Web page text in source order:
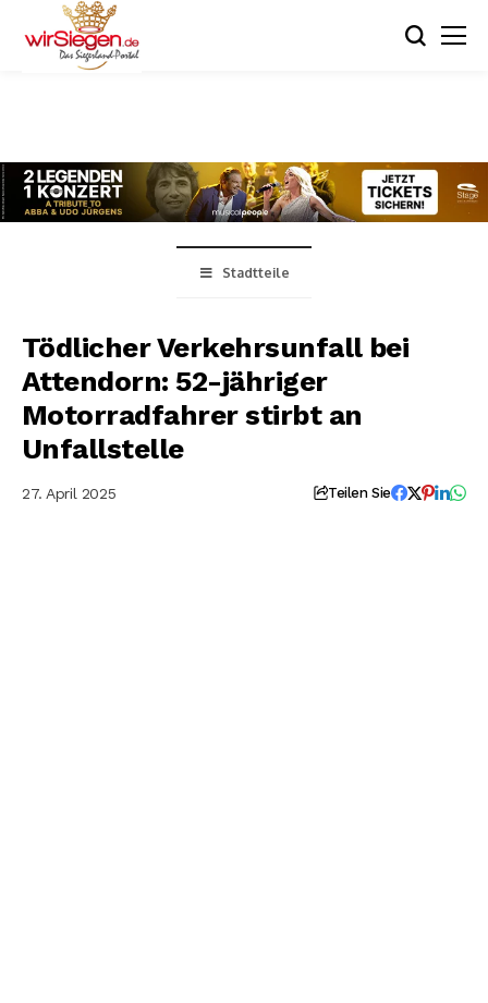
Stadtteile
Tödlicher Verkehrsunfall bei
Attendorn: 52-jähriger
Motorradfahrer stirbt an
Unfallstelle
27. April 2025 Teilen Sie